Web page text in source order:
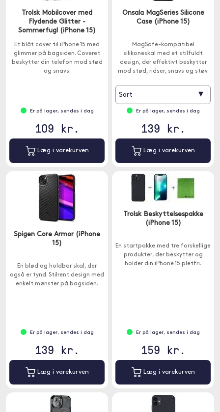
Trolsk Mobilcover med
Flydende Glitter -
Sommerfugl (iPhone 15)
Et blåt cover til iPhone 15 med
glimmer på bagsiden. Coveret
beskytter din telefon mod stød
og snavs.
Er på lager, sendes i dag
109 kr.
Læg i varekurven
Onsala MagSeries Silicone
Case (iPhone 15)
MagSafe-kompatibel
silikoneskal med et stilfuldt
design, der effektivt beskytter
mod stød, ridser, snavs og støv.
Sort ▾
Er på lager, sendes i dag
139 kr.
Læg i varekurven
Spigen Core Armor (iPhone
15)
En blød og holdbar skal, der
også er tynd. Stilrent design med
enkelt mønster på bagsiden.
Er på lager, sendes i dag
139 kr.
Læg i varekurven
Trolsk Beskyttelsespakke
(iPhone 15)
En startpakke med tre forskellige
produkter, der beskytter og
holder din iPhone 15 pletfri.
Er på lager, sendes i dag
159 kr.
Læg i varekurven